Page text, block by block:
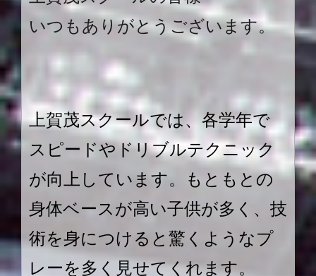
いつもありがとうございます。
上賀茂スクールでは、各学年で
スピードやドリブルテクニック
が向上しています。もともとの
身体ベースが高い子供が多く、技
術を身につけると驚くようなプ
レーを多く見せてくれます。